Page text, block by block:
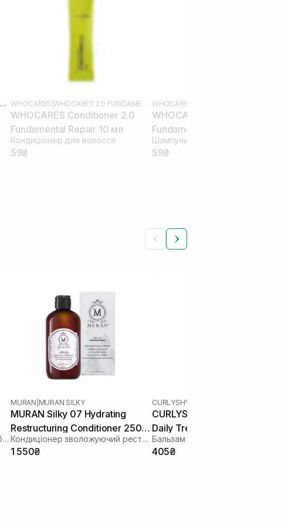
WHOCARES 2.0 FUNDAMENTAL WHOCARES WHOCARES 2.0 FUNDAMENTAL
WHOCARES Conditioner 2.0
Fundamental Repair 10 мл
Кондиціонер для волосся
59₴
WHOCARES
WHOCARES Shampoo 2.0
Fundamental Repair 10 мл
Шампунь для глибокого
59₴
Зміцнюючий кондиціонер для об'єму
MURAN MURAN SILKY
MURAN Silky 07 Hydrating
Restructuring Conditioner 250
мл
Кондиціонер зволожуючий реструктуруючий для волосся
1 550₴
CURLYSHYLL
CURLYSHYLL Nutrition
Daily Treatment 30 мл
405₴